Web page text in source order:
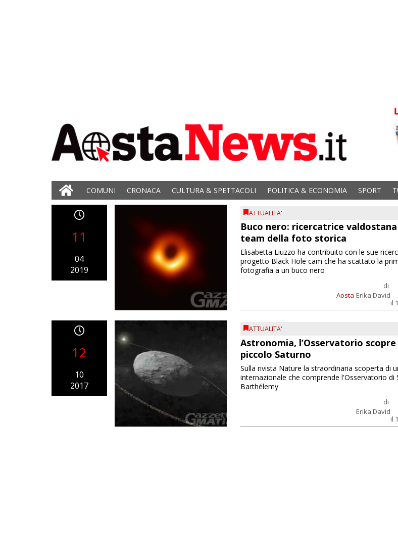
COMUNI CRONACA CULTURA & SPETTACOLI POLITICA & ECONOMIA SPORT
11
04
2019
ATTUALITA'
Buco nero: ricercatrice
team della foto storica
Aosta
di
Erika David
il
Elisabetta Liuzzo ha contribuito con le sue
progetto Black Hole cam che ha scattato la
fotografia a un buco nero
12
10
2017
ATTUALITA'
Astronomia, l’Osservatorio scopre
piccolo Saturno
di
Erika David
il
Sulla rivista Nature la straordinaria scoperta di
internazionale che comprende l'Osservatorio di
Barthélemy